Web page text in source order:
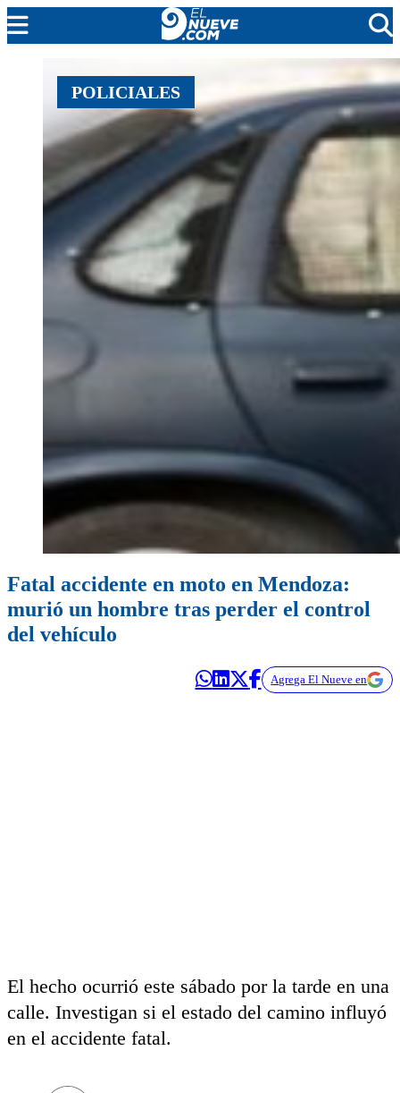
MENDOZA
CADA DÍA
ARGENTINA
NOTICIERO 9
PROTAGONISTAS
EL NUEVE STREAMS
PROGRAMACIÓN
EN VIVO
POLICIALES
Fatal accidente en moto en Mendoza:
murió un hombre tras perder el control
del vehículo
Agrega El Nueve en
El hecho ocurrió este sábado por la tarde en una
calle. Investigan si el estado del camino influyó
en el accidente fatal.